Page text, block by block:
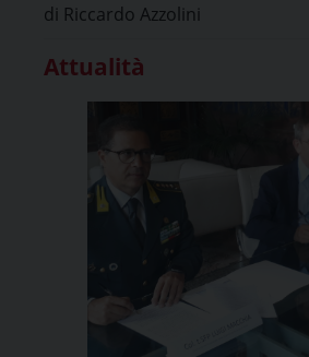
di Riccardo Azzolini
Attualità